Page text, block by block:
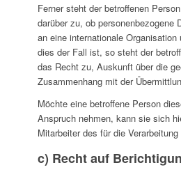
Ferner steht der betroffenen
darüber zu, ob personenbezogene
an eine internationale
dies der Fall ist, so steht der
das Recht zu, Auskunft über die
Zusammenhang mit der
Möchte eine betroffene Person
Anspruch nehmen, kann sie sich
Mitarbeiter des für die
c) Recht auf